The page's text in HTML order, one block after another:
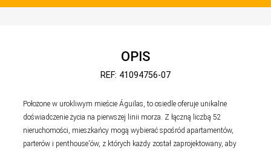
OPIS
REF: 41094756-07
Położone w urokliwym mieście Águilas, to osiedle oferuje unikalne
doświadczenie życia na pierwszej linii morza. Z łączną liczbą 52
nieruchomości, mieszkańcy mogą wybierać spośród apartamentów,
parterów i penthouse'ów, z których każdy został zaprojektowany, aby